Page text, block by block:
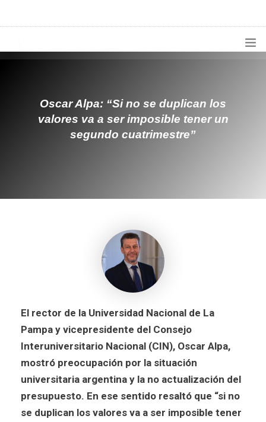
¿QUIÉNES SOMOS?
Oscar Alpa: “Si no se duplican los
valores va a ser imposible tener un
segundo cuatrimestre”
El rector de la Universidad Nacional de La
Pampa y vicepresidente del Consejo
Interuniversitario Nacional (CIN), Oscar Alpa,
mostró preocupación por la situación
universitaria argentina y la no actualización del
presupuesto. En ese sentido resaltó que “si no
se duplican los valores va a ser imposible tener